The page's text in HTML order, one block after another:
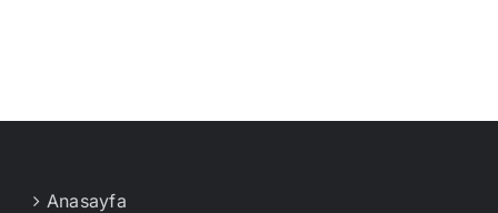
Anasayfa